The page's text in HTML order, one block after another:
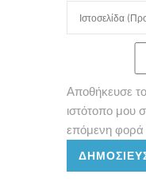
Αποθήκευσε
ιστότοπο μου
επόμενη